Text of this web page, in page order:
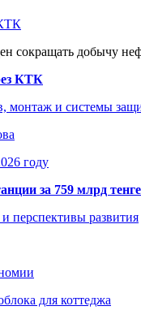
сокращать добычу
КТК
монтаж и системы
году
за 759 млрд тенге
перспективы развития
для коттеджа